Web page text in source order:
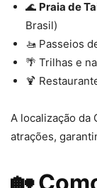
🌊 Praia de
Brasil)
🚤 Passeios
🌴 Trilhas e
🍹
A localização da
atrações,